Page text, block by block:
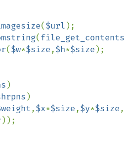
($url );
(file_get_contents
($w*$size,$h*$size );
)
)
,$x*$size,$y*$size,
));